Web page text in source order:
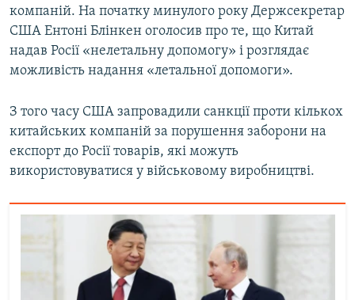
компаній. На початку минулого року Держсекретар
США Ентоні Блінкен оголосив про те, що Китай
надав Росії «нелетальну допомогу» і розглядає
можливість надання «летальної допомоги».
З того часу США запровадили санкції проти кількох
китайських компаній за порушення заборони на
експорт до Росії товарів, які можуть
використовуватися у військовому виробництві.